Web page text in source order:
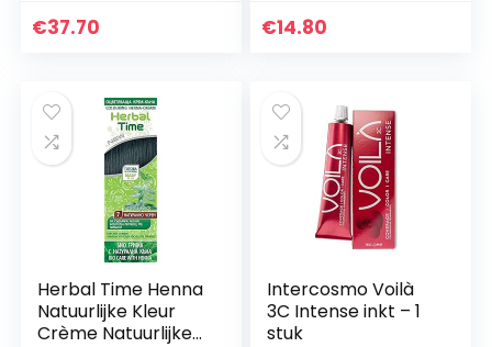
€37.70
ml),middenbruin
€14.80
Herbal Time Henna
Natuurlijke Kleur
Crème Natuurlijke
Intercosmo Voilà
3C Intense inkt – 1
stuk